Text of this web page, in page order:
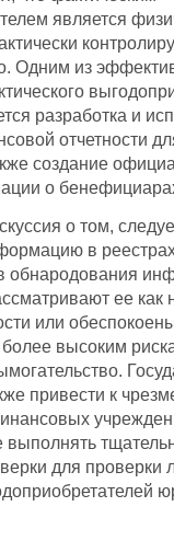
является
Одним из
разработка и
отчетности
создание
о
о том,
в
обнародования
ее как
или
высоким
привести к
для проверки